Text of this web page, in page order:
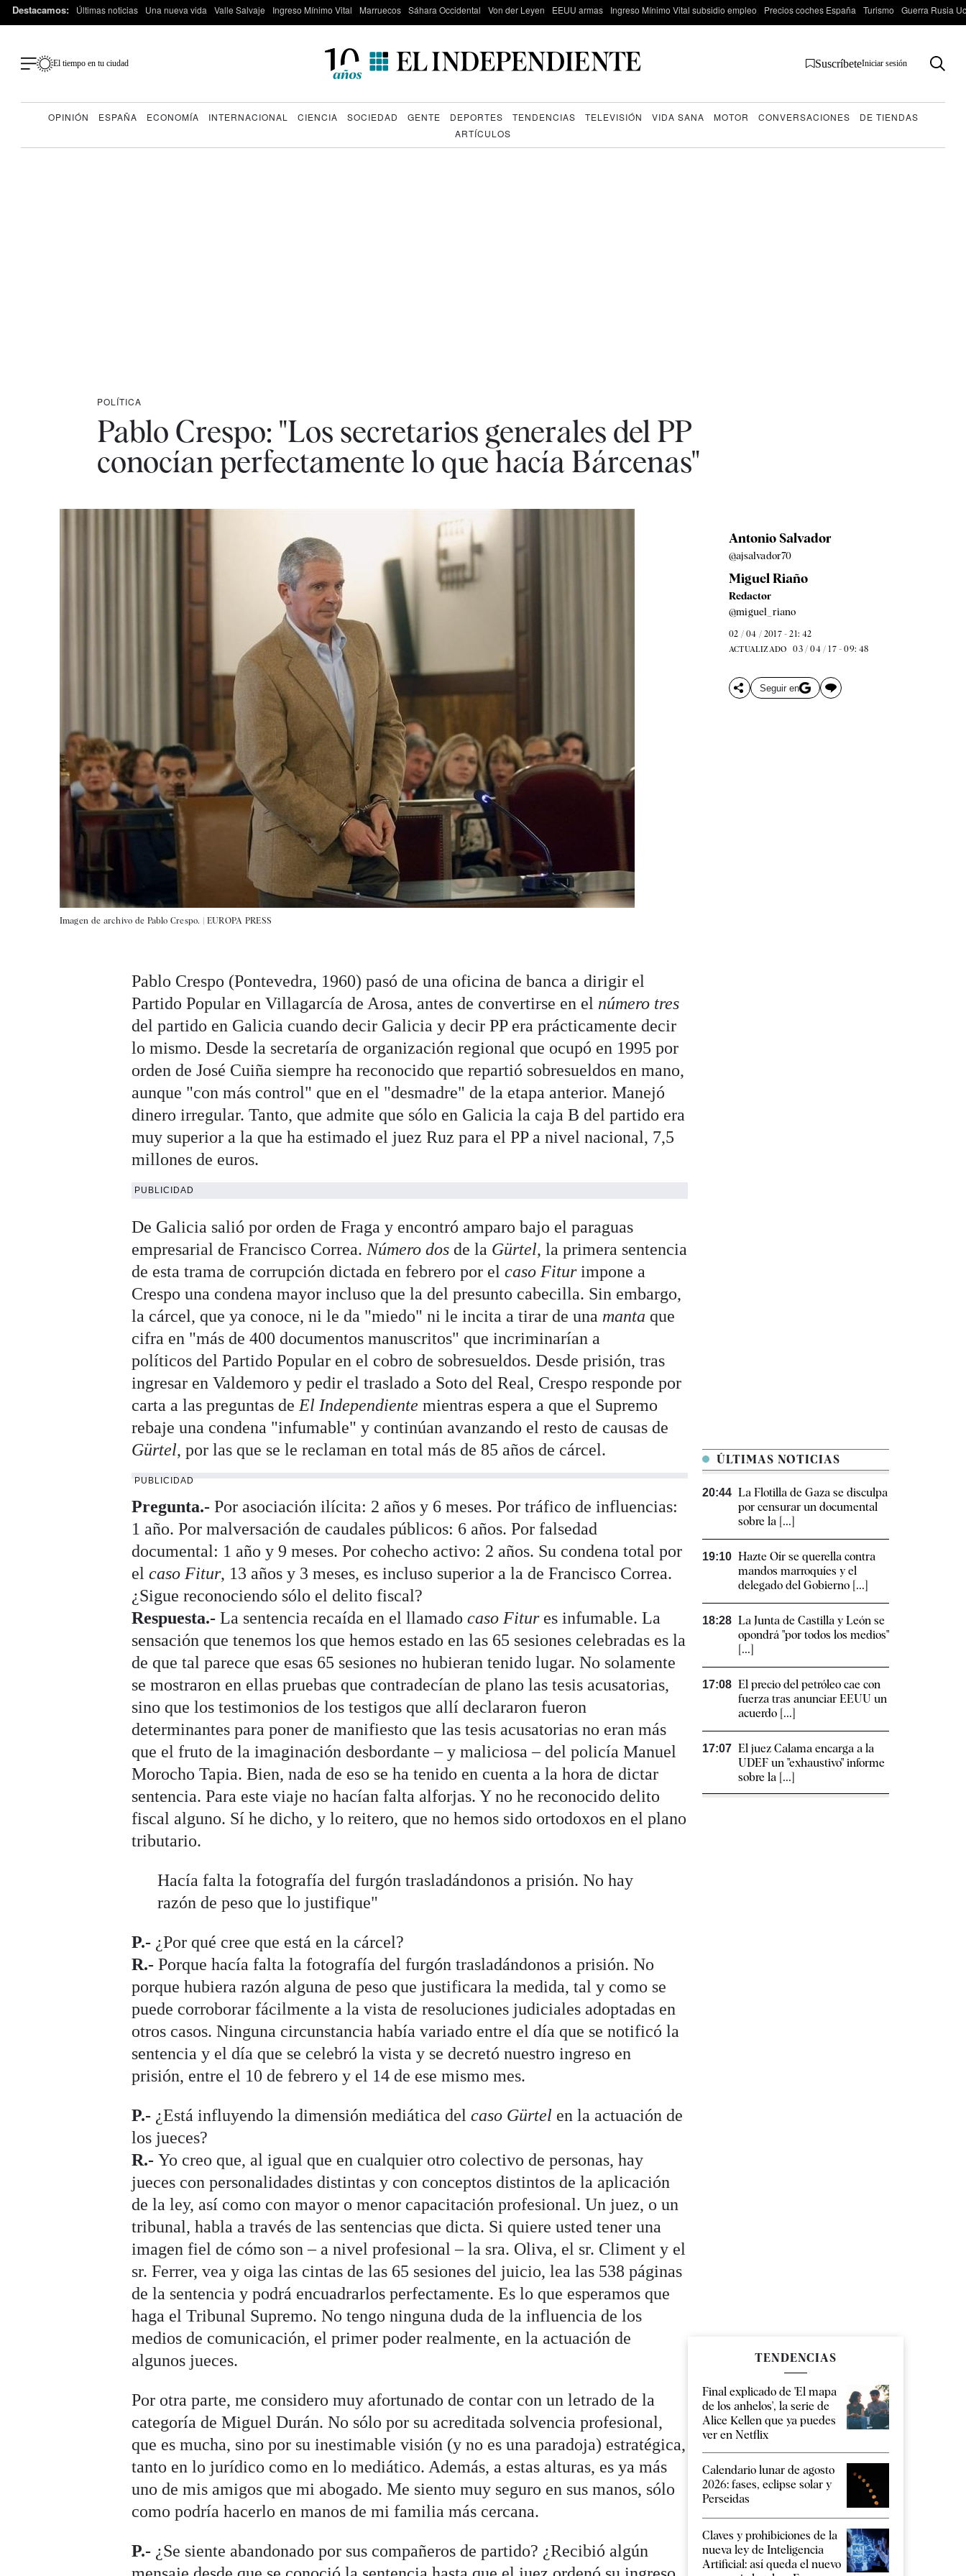
Destacamos: Últimas noticias Una nueva vida Valle Salvaje Ingreso Mínimo Vital Marruecos Sáhara Occidental Von der Leyen EEUU armas Ingreso Mínimo Vital subsidio empleo Precios coches España Turismo Guerra Rusia
El tiempo en tu ciudad SuscríbeteIniciar sesión
OPINIÓN ESPAÑA ECONOMÍA INTERNACIONAL CIENCIA SOCIEDAD GENTE DEPORTES TENDENCIAS TELEVISIÓN VIDA SANA MOTOR CONVERSACIONES
DE TIENDAS
ARTÍCULOS
POLÍTICA
Pablo Crespo: "Los secretarios generales del PP
conocían perfectamente lo que hacía Bárcenas"
Imagen de archivo de Pablo Crespo. | EUROPA PRESS
Antonio Salvador
@ajsalvador70
Miguel Riaño
Redactor
@miguel_riano
02 / 04 / 2017 - 21: 42
ACTUALIZADO 03 / 04 / 17 - 09: 48
Seguir en
Pablo Crespo (Pontevedra, 1960) pasó de una oficina de banca a dirigir el
Partido Popular en Villagarcía de Arosa, antes de convertirse en el número tres
del partido en Galicia cuando decir Galicia y decir PP era prácticamente decir
lo mismo. Desde la secretaría de organización regional que ocupó en 1995 por
orden de José Cuiña siempre ha reconocido que repartió sobresueldos en mano,
aunque "con más control" que en el "desmadre" de la etapa anterior. Manejó
dinero irregular. Tanto, que admite que sólo en Galicia la caja B del partido era
muy superior a la que ha estimado el juez Ruz para el PP a nivel nacional, 7,5
millones de euros.
PUBLICIDAD
De Galicia salió por orden de Fraga y encontró amparo bajo el paraguas
empresarial de Francisco Correa. Número dos de la Gürtel, la primera sentencia
de esta trama de corrupción dictada en febrero por elcaso Fiturimpone a
Crespo una condena mayor incluso que la del presunto cabecilla. Sin embargo,
la cárcel, que ya conoce, ni le da "miedo" ni le incita a tirar de una mantaque
cifra en "más de 400 documentos manuscritos" que incriminarían a
políticos del Partido Popular en el cobro de sobresueldos. Desde prisión, tras
ingresar en Valdemoro y pedir el traslado a Soto del Real, Crespo responde por
carta a las preguntas de El Independiente mientras espera a que el Supremo
rebaje una condena "infumable" y continúan avanzando el resto de causas de
Gürtel, por las que se le reclaman en total más de 85 años de cárcel.
PUBLICIDAD
Pregunta.- Por asociación ilícita: 2 años y 6 meses. Por tráfico de influencias:
1 año. Por malversación de caudales públicos: 6 años. Por falsedad
documental: 1 año y 9 meses. Por cohecho activo: 2 años. Su condena total por
elcaso Fitur, 13 años y 3 meses, es incluso superior a la de Francisco Correa.
¿Sigue reconociendo sólo el delito fiscal?
Respuesta.- La sentencia recaída en el llamadocaso Fitures infumable. La
sensación que tenemos los que hemos estado en las 65 sesiones celebradas es la
de que tal parece que esas 65 sesiones no hubieran tenido lugar. No solamente
se mostraron en ellas pruebas que contradecían de plano las tesis acusatorias,
sino que los testimonios de los testigos que allí declararon fueron
determinantes para poner de manifiesto que las tesis acusatorias no eran más
que el fruto de la imaginación desbordante – y maliciosa – del policía Manuel
Morocho Tapia. Bien, nada de eso se ha tenido en cuenta a la hora de dictar
sentencia. Para este viaje no hacían falta alforjas. Y no he reconocido delito
fiscal alguno. Sí he dicho, y lo reitero, que no hemos sido ortodoxos en el plano
tributario.
Hacía falta la fotografía del furgón trasladándonos a prisión. No hay
razón de peso que lo justifique"
P.- ¿Por qué cree que está en la cárcel?
R.- Porque hacía falta la fotografía del furgón trasladándonos a prisión. No
porque hubiera razón alguna de peso que justificara la medida, tal y como se
puede corroborar fácilmente a la vista de resoluciones judiciales adoptadas en
otros casos. Ninguna circunstancia había variado entre el día que se notificó la
sentencia y el día que se celebró la vista y se decretó nuestro ingreso en
prisión, entre el 10 de febrero y el 14 de ese mismo mes.
P.- ¿Está influyendo la dimensión mediática delcaso Gürtel en la actuación de
los jueces?
R.- Yo creo que, al igual que en cualquier otro colectivo de personas, hay
jueces con personalidades distintas y con conceptos distintos de la aplicación
de la ley, así como con mayor o menor capacitación profesional. Un juez, o un
tribunal, habla a través de las sentencias que dicta. Si quiere usted tener una
imagen fiel de cómo son – a nivel profesional – la sra. Oliva, el sr. Climent y el
sr. Ferrer, vea y oiga las cintas de las 65 sesiones del juicio, lea las 538 páginas
de la sentencia y podrá encuadrarlos perfectamente. Es lo que esperamos que
haga el Tribunal Supremo. No tengo ninguna duda de la influencia de los
medios de comunicación, el primer poder realmente, en la actuación de
algunos jueces.
Por otra parte, me considero muy afortunado de contar con un letrado de la
categoría de Miguel Durán. No sólo por su acreditada solvencia profesional,
que es mucha, sino por su inestimable visión (y no es una paradoja) estratégica,
tanto en lo jurídico como en lo mediático. Además, a estas alturas, es ya más
uno de mis amigos que mi abogado. Me siento muy seguro en sus manos, sólo
como podría hacerlo en manos de mi familia más cercana.
P.- ¿Se siente abandonado por sus compañeros de partido? ¿Recibió algún
ÚLTIMAS NOTICIAS
20:44 La Flotilla de Gaza se disculpa
por censurar un documental
sobre la [...]
19:10 Hazte Oír se querella contra
mandos marroquíes y el
delegado del Gobierno [...]
18:28 La Junta de Castilla y León se
opondrá "por todos los medios"
[...]
17:08 El precio del petróleo cae con
fuerza tras anunciar EEUU un
acuerdo [...]
17:07 El juez Calama encarga a la
UDEF un "exhaustivo" informe
sobre la [...]
TENDENCIAS
Final explicado de 'El mapa
de los anhelos', la serie de
Alice Kellen que ya puedes
ver en Netflix
Calendario lunar de agosto
2026: fases, eclipse solar y
Perseidas
Claves y prohibiciones de la
nueva ley de Inteligencia
Artificial: así queda el nuevo